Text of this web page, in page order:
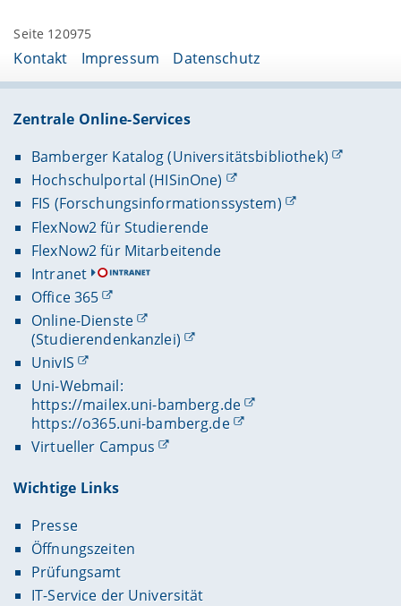
Seite 120975
Kontakt Impressum Datenschutz
Zentrale Online-Services
Bamberger Katalog (Universitätsbibliothek)
Hochschulportal (HISinOne)
FIS (Forschungsinformationssystem)
FlexNow2 für Studierende
FlexNow2 für Mitarbeitende
Intranet
Office 365
Online-Dienste
(Studierendenkanzlei)
UnivIS
Uni-Webmail:
https://mailex.uni-bamberg.de
https://o365.uni-bamberg.de
Virtueller Campus
Wichtige Links
Presse
Öffnungszeiten
Prüfungsamt
IT-Service der Universität